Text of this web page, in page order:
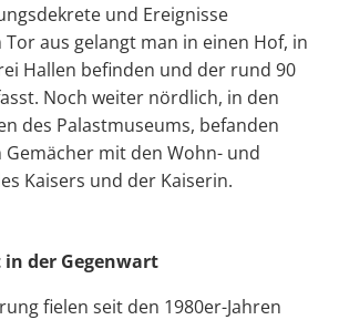
und Ereignisse
aus gelangt man in einen Hof, in
Hallen befinden und der rund 90
Noch weiter nördlich, in den
des Palastmuseums, befanden
mit den Wohn- und
Kaisers und der Kaiserin.
der Gegenwart
fielen seit den 1980er-Jahren